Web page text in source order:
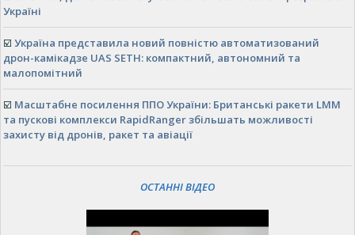
Україні
☑️ Україна представила новий повністю автоматизований
дрон-камікадзе UAS SETH: компактний, автономний та
малопомітний
☑️ Масштабне посилення ППО України: Британські ракети LMM
та пускові комплекси RapidRanger збільшать можливості
захисту від дронів, ракет та авіації
ОСТАННІ ВІДЕО